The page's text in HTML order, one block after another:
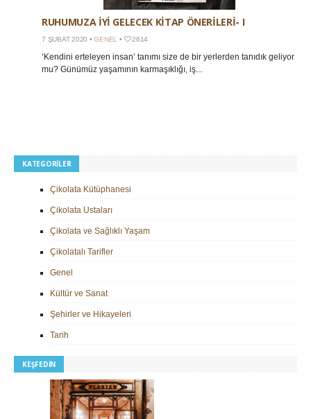
RUHUMUZA IYI GELECEK KITAP ÖNERILERI- I
7 ŞUBAT 2020 •GENEL • 2614
‘Kendini erteleyen insan’ tanımı size de bir yerlerden tanıdık geliyor
mu? Günümüz yaşamının karmaşıklığı, iş...
KATEGORILER
Çikolata Kütüphanesi
Çikolata Ustaları
Çikolata ve Sağlıklı Yaşam
Çikolatalı Tarifler
Genel
Kültür ve Sanat
Şehirler ve Hikayeleri
Tarih
KEŞFEDIN